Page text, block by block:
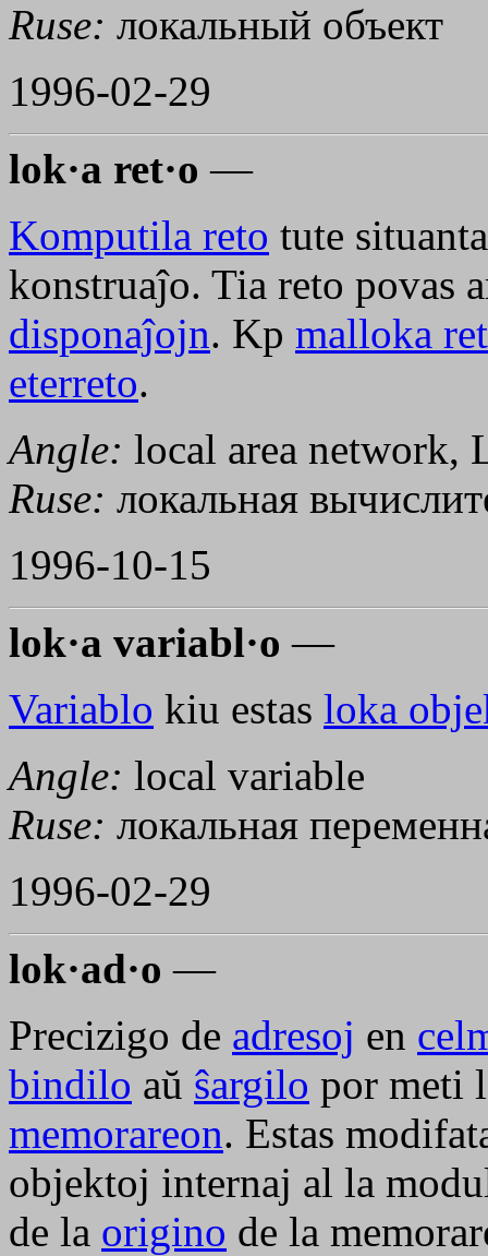
Ruse: локальный объект
1996-02-29
lok·a ret·o —
Komputila reto tute
konstruaĵo. Tia reto povas
disponaĵojn. Kp malloka
eterreto.
Angle: local area network,
Ruse: локальная
1996-10-15
lok·a variabl·o —
Variablo kiu estas loka
Angle: local variable
Ruse: локальная
1996-02-29
lok·ad·o —
Precizigo de adresoj en
bindilo aŭ ŝargilo por meti
memorareon. Estas
objektoj internaj al la
de la origino de la